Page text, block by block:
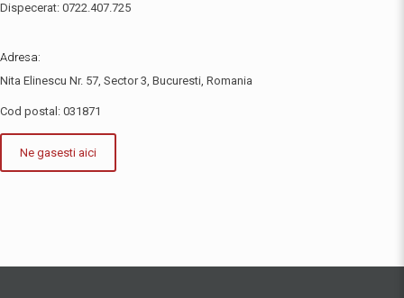
Dispecerat: 0722.407.725
Adresa:
Nita Elinescu Nr. 57, Sector 3, Bucuresti, Romania
Cod postal: 031871
Ne gasesti aici